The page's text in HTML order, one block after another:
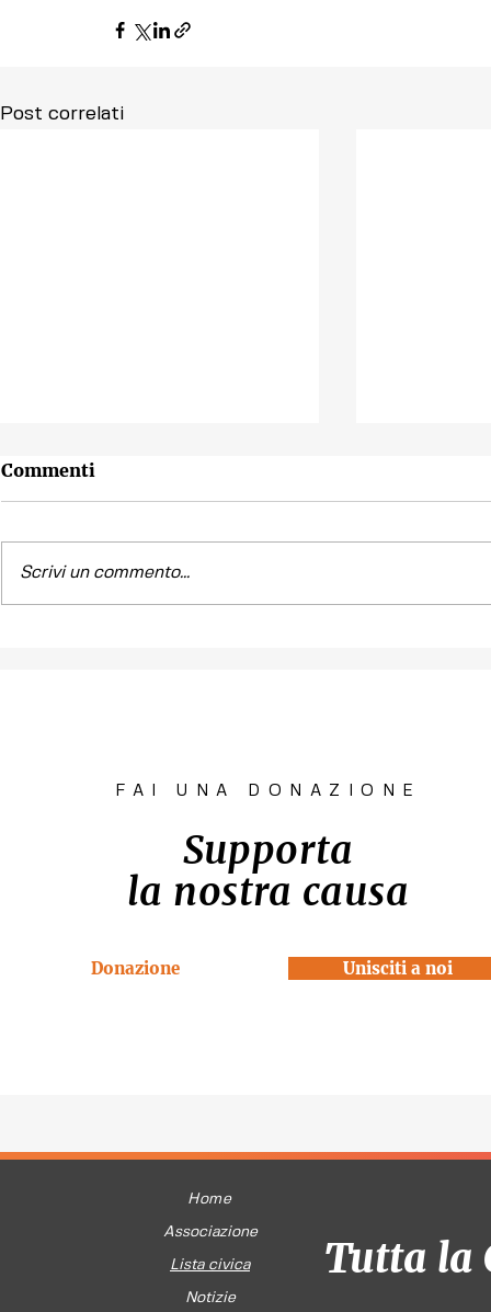
Post correlati
Commenti
Scrivi un commento...
FAI UNA DONAZIONE
Supporta
la nostra causa
Donazione Unisciti a noi
Home
Associazione
Lista civica
Notizie
Tutta la